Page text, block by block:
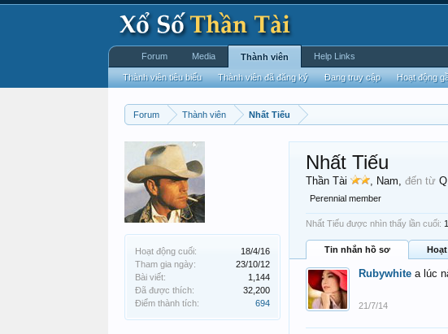
Forum Thành viên Nhất Tiếu
Hoạt động cuối:
18/4/16
Tham gia ngày:
23/10/12
Bài viết:
1,144
Đã được thích:
32,200
Điểm thành tích:
694
Nhất Tiếu
Thần Tài , Nam, đến từ
Perennial member
Nhất Tiếu được nhìn thấy lần cuối:
Tin nhắn hồ sơ
Rubywhite a lúc
21/7/14
Forum Media Thành viên
Thành viên tiêu biểu Thành viên đã đăng ký Đang truy cập Hoạt động
Help Links